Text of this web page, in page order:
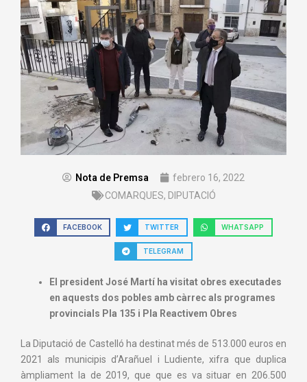
Nota de Premsa
febrero 16, 2022
COMARQUES, DIPUTACIÓ
FACEBOOK TWITTER WHATSAPP
TELEGRAM
El president José Martí ha visitat obres executades
en aquests dos pobles amb càrrec als programes
provincials Pla 135 i Pla Reactivem Obres
La Diputació de Castelló ha destinat més de 513.000 euros en
2021 als municipis d’Arañuel i Ludiente, xifra que duplica
àmpliament la de 2019, que que es va situar en 206.500